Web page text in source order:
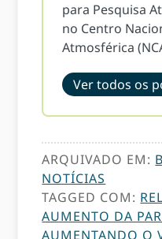
para Pesquisa
no Centro
Atmosférica
Ver todos os
ARQUIVADO EM:
NOTÍCIAS
TAGGED COM:
AUMENTO DA
AUMENTANDO O